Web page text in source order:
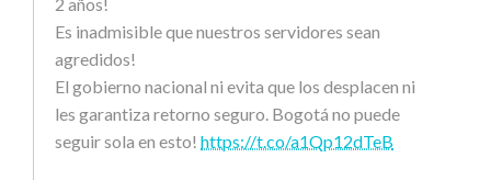
2 años!
Es inadmisible que nuestros servidores sean
agredidos!
El gobierno nacional ni evita que los desplacen ni
les garantiza retorno seguro. Bogotá no puede
seguir sola en esto! https://t.co/a1Qp12dTeB